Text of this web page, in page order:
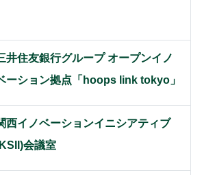
井住友銀行グループ オープンイノ
ーション拠点「hoops link tokyo」
西イノベーションイニシアティブ
会議室